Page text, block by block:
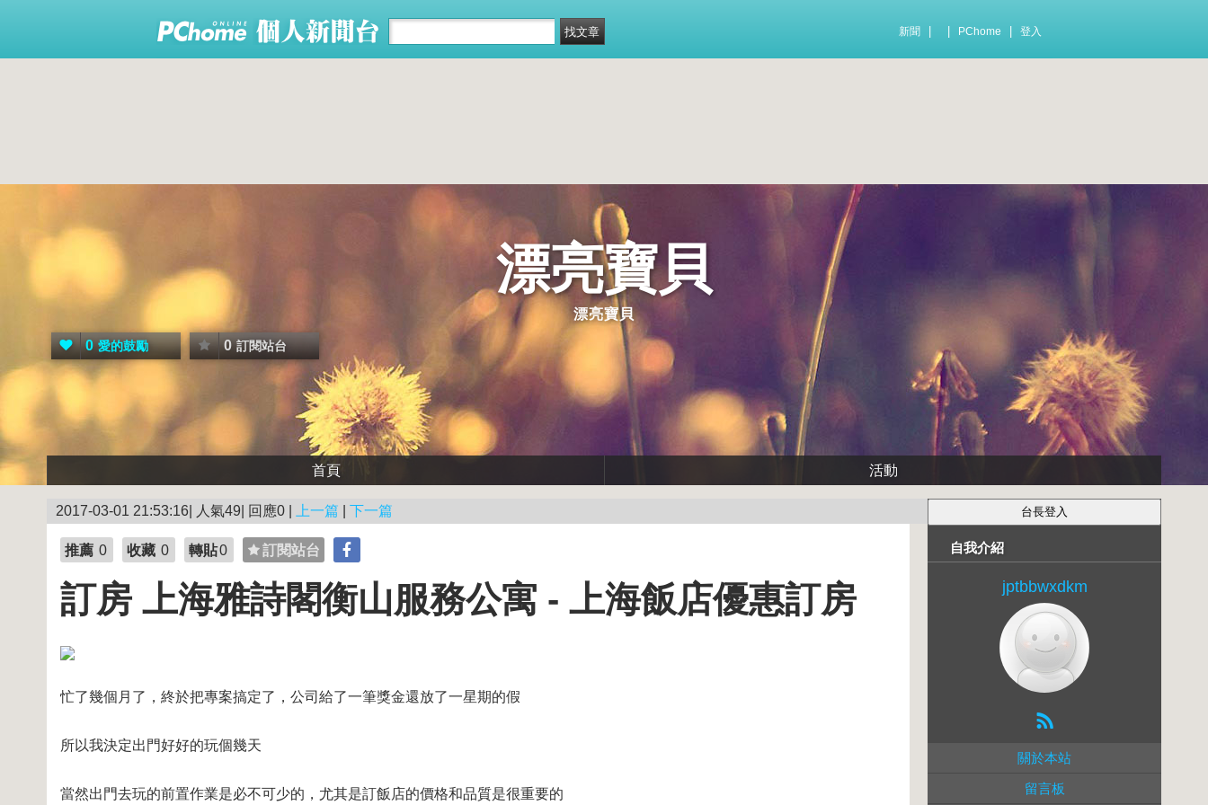
新聞 PChome 登入
漂亮寶貝
漂亮寶貝
0 愛的鼓勵 0 訂閱站台
首頁 活動
2017-03-01 21:53:16| 人氣49| 回應0 | 上一篇 下一篇
推薦 0 收藏 0 轉貼0 訂閱站台
訂房 上海雅詩閣衡山服務公寓 - 上海飯店優惠訂房
忙了幾個月了，終於把專案搞定了，公司給了一筆獎金還放了一星期的假
所以我決定出門好好的玩個幾天
當然出門去玩的前置作業是必不可少的，尤其是訂飯店的價格和品質是很重要的
自我介紹
jptbbwxdkm
關於本站
留言板